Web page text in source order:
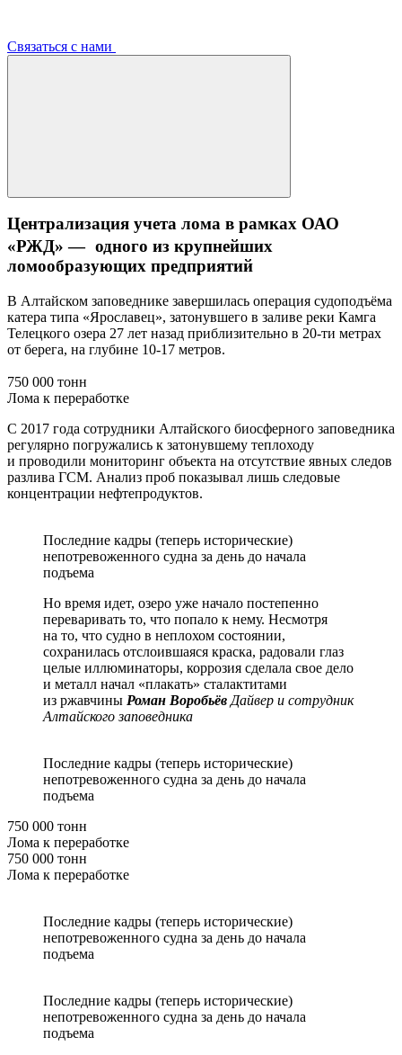
Связаться с нами
Централизация учета лома в рамках ОАО
«РЖД» — одного из крупнейших
ломообразующих предприятий
В Алтайском заповеднике завершилась операция судоподъёма
катера типа «Ярославец», затонувшего в заливе реки Камга
Телецкого озера 27 лет назад приблизительно в 20-ти метрах
от берега, на глубине 10-17 метров.
750 000 тонн
Лома к переработке
С 2017 года сотрудники Алтайского биосферного заповедника
регулярно погружались к затонувшему теплоходу
и проводили мониторинг объекта на отсутствие явных следов
разлива ГСМ. Анализ проб показывал лишь следовые
концентрации нефтепродуктов.
Последние кадры (теперь исторические)
непотревоженного судна за день до начала
подъема
Но время идет, озеро уже начало постепенно
переваривать то, что попало к нему. Несмотря
на то, что судно в неплохом состоянии,
сохранилась отслоившаяся краска, радовали глаз
целые иллюминаторы, коррозия сделала свое дело
и металл начал «плакать» сталактитами
из ржавчины Роман Воробьёв Дайвер и сотрудник
Алтайского заповедника
Последние кадры (теперь исторические)
непотревоженного судна за день до начала
подъема
750 000 тонн
Лома к переработке
750 000 тонн
Лома к переработке
Последние кадры (теперь исторические)
непотревоженного судна за день до начала
подъема
Последние кадры (теперь исторические)
непотревоженного судна за день до начала
подъема